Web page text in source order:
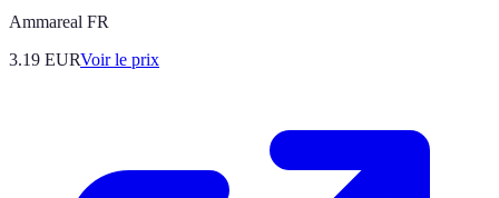
Ammareal FR
3.19 EURVoir le prix